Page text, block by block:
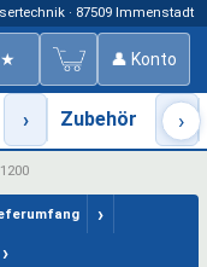
· 87509 Immenstadt
★ 👤 Konto
› Zubehör ››
›
›